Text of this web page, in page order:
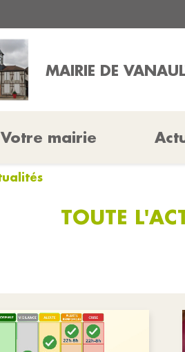
MAIRIE DE
Votre mairie
TOUTE